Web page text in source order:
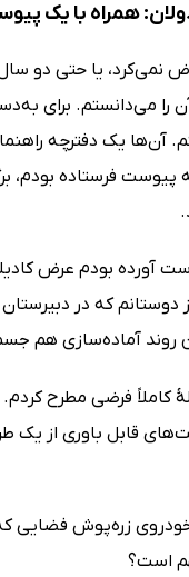
همراه با یک
نمی‌کرد، یا حتی دو
می‌دانستم. برای
آن‌ها یک دفترچه
پیوست فرستاده
آورده بودم عرض
دوستانم که در
روند آماده‌سازی هم
کاملاً فرضی مطرح
قابل باوری از یک
زره‌پوش فضایی
است؟